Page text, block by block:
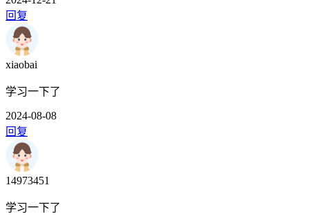
回复
xiaobai
学习一下了
2024-08-08
回复
14973451
学习一下了